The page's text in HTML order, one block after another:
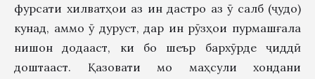
фурсати хилватҳои аз ин дастро аз ӯ салб (ҷудо)
кунад, аммо ӯ дуруст, дар ин рӯзҳои пурмашғала
нишон додааст, ки бо шеър бархӯрде ҷиддӣ
доштааст. Қазовати мо маҳсули хондани